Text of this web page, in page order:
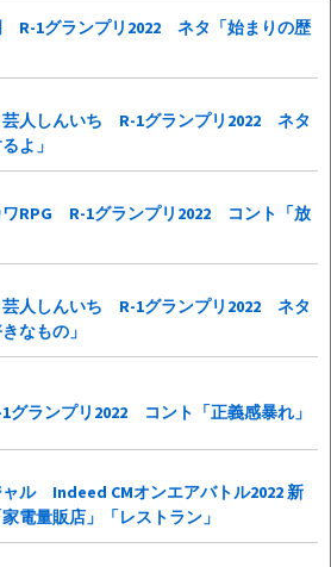
R-1グランプリ2022 ネタ「始まりの歴
芸人しんいち R-1グランプリ2022 ネタ
よ」
ワRPG R-1グランプリ2022 コント「放
芸人しんいち R-1グランプリ2022 ネタ
なもの」
ランプリ2022 コント「正義感暴れ」
ル Indeed CMオンエアバトル2022 新
電量販店」「レストラン」